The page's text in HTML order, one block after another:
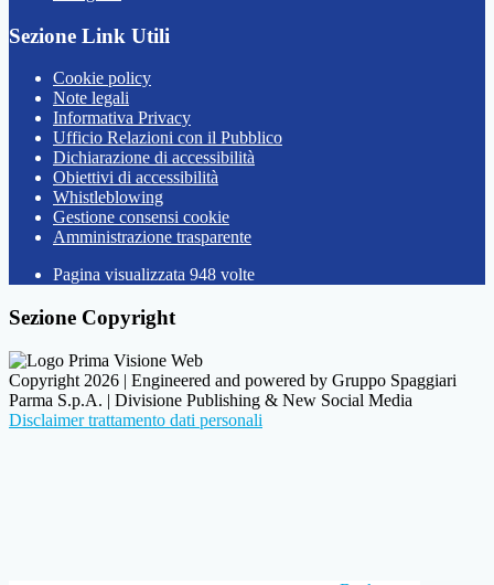
Sezione Link Utili
Cookie policy
Note legali
Informativa Privacy
Ufficio Relazioni con il Pubblico
Dichiarazione di accessibilità
Obiettivi di accessibilità
Whistleblowing
Gestione consensi cookie
Amministrazione trasparente
Pagina visualizzata 948 volte
Sezione Copyright
Copyright 2026 | Engineered and powered by Gruppo Spaggiari
Parma S.p.A. | Divisione Publishing & New Social Media
Disclaimer trattamento dati personali